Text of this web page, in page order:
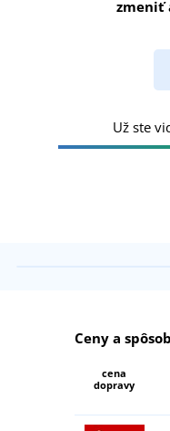
zmeniť
Už ste
Ceny a
cena
dopravy